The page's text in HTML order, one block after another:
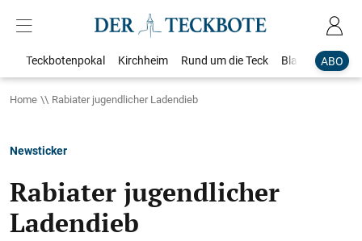
ABO
Teckbotenpokal Kirchheim Rund um die Teck Blaulicht
Home Rabiater jugendlicher Ladendieb
Newsticker
Rabiater jugendlicher
Ladendieb